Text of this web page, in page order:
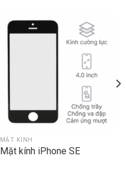
MẶT KÍNH
Mặt kính iPhone SE